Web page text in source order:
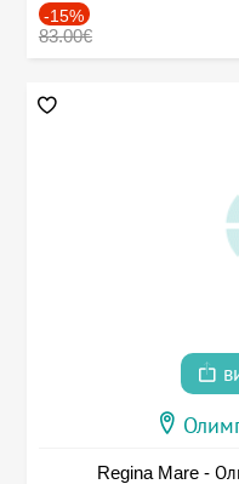
-15%
83.00€
Regina Mare -